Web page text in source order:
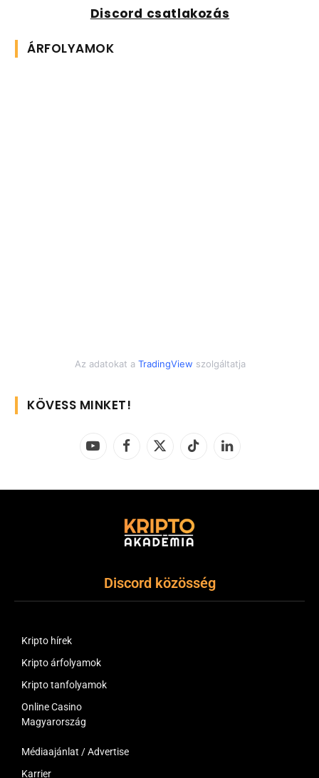
Discord csatlakozás
ÁRFOLYAMOK
Az adatokat a TradingView szolgáltatja
KÖVESS MINKET!
YouTubeFacebook
X
TikTok LinkedIn
Discord közösség
Kripto hírek
Kripto árfolyamok
Kripto tanfolyamok
Online Casino
Magyarország
Médiaajánlat / Advertise
Karrier